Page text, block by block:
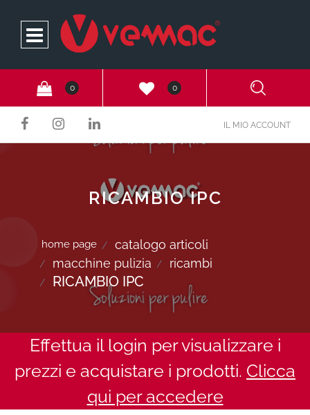
Open
0 0
IL MIO ACCOUNT
RICAMBIO IPC
home page
catalogo articoli
macchine pulizia
ricambi
RICAMBIO IPC
Effettua il login per visualizzare i
prezzi e acquistare i prodotti. Clicca
qui per accedere